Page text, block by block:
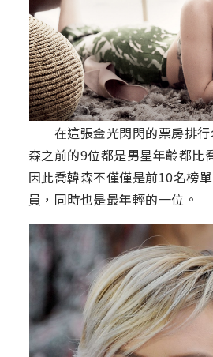
在這張金光閃閃的票房排行
森之前的9位都是男星年齡都比
因此喬韓森不僅僅是前10名榜
員，同時也是最年輕的一位。